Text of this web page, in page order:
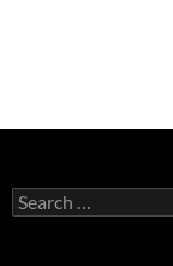
Search
for: